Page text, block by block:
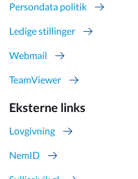
Persondata politik
Ledige stillinger
Webmail
TeamViewer
Eksterne links
Lovgivning
NemID